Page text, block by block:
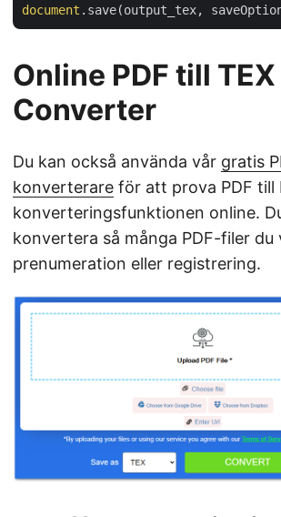
document
Online PDF till TEX
Converter
Du kan också använda vår gratis
konverterare för att prova PDF till
konverteringsfunktionen online.
konvertera så många PDF-filer du
prenumeration eller registrering.